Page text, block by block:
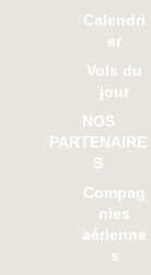
Calendri
er
Vols du
jour
NOS
PARTENAIRE
S
Compag
nies
aérienne
s